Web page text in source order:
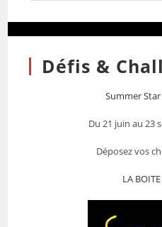
Défis &
Summer
Du 21 juin au 23
Déposez vos
LA